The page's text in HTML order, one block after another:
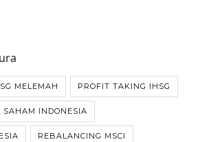
MELEMAH PROFIT TAKING IHSG
SAHAM INDONESIA
REBALANCING MSCI